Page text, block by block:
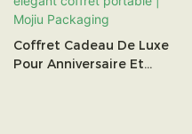
Coffret Cadeau De Luxe
Pour Anniversaire Et